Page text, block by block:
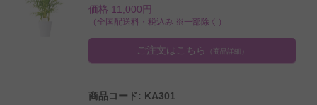
価格 11,000円
（全国配送料・税込み ※一部除く）
ご注文はこちら （商品詳細）
商品コード: KA301